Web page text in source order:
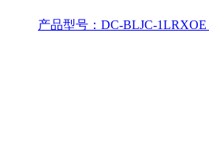
产品型号：DC-BLJC-1LRXOE